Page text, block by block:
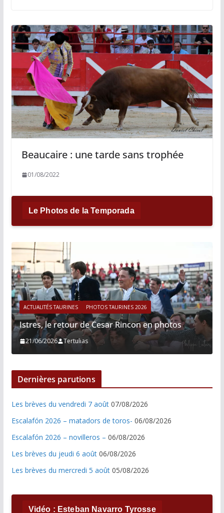
Beaucaire : une tarde sans trophée
01/08/2022
Le Photos de la Temporada
ACTUALITÉS TAURINES PHOTOS TAURINES 2026
Istres, le retour de Cesar Rincon en photos
21/06/2026 Tertulias
Dernières parutions
Les brèves du vendredi 7 août 07/08/2026
Escalafón 2026 – matadors de toros- 06/08/2026
Escalafón 2026 – novilleros – 06/08/2026
Les brèves du jeudi 6 août 06/08/2026
Les brèves du mercredi 5 août 05/08/2026
Vidéo : Esteban Navarro Tyrosse